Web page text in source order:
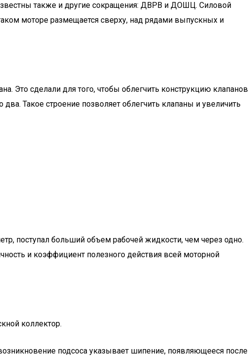
также и другие сокращения: ДВРВ и ДОШЦ. Силовой
моторе размещается сверху, над рядами выпускных и
Это сделали для того, чтобы облегчить конструкцию клапанов
Такое строение позволяет облегчить клапаны и увеличить
поступал больший объем рабочей жидкости, чем через одно.
и коэффициент полезного действия всей моторной
коллектор.
подсоса указывает шипение, появляющееся после